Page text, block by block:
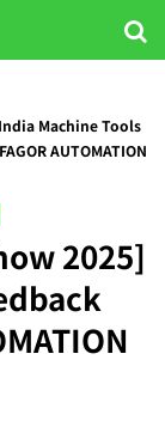
Machine Tools
AUTOMATION
2025]